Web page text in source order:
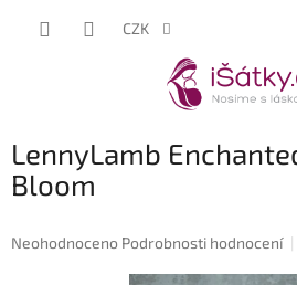
CZK
LennyLamb
Bloom
Průměrné
Neohodnoceno Podrobnosti hodnocení